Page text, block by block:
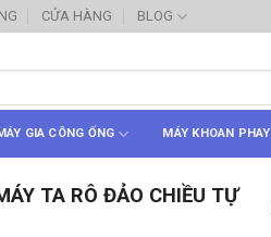
CỬA HÀNG BLOG
GIA CÔNG ỐNG MÁY KHOAN PHAY
TA RÔ ĐẢO CHIỀU TỰ